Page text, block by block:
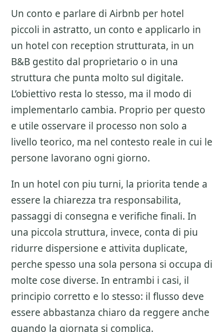
Un conto e parlare di Airbnb per hotel
piccoli in astratto, un conto e applicarlo in
un hotel con reception strutturata, in un
B&B gestito dal proprietario o in una
struttura che punta molto sul digitale.
L’obiettivo resta lo stesso, ma il modo di
implementarlo cambia. Proprio per questo
e utile osservare il processo non solo a
livello teorico, ma nel contesto reale in cui le
persone lavorano ogni giorno.
In un hotel con piu turni, la priorita tende a
essere la chiarezza tra responsabilita,
passaggi di consegna e verifiche finali. In
una piccola struttura, invece, conta di piu
ridurre dispersione e attivita duplicate,
perche spesso una sola persona si occupa di
molte cose diverse. In entrambi i casi, il
principio corretto e lo stesso: il flusso deve
essere abbastanza chiaro da reggere anche
quando la giornata si complica.